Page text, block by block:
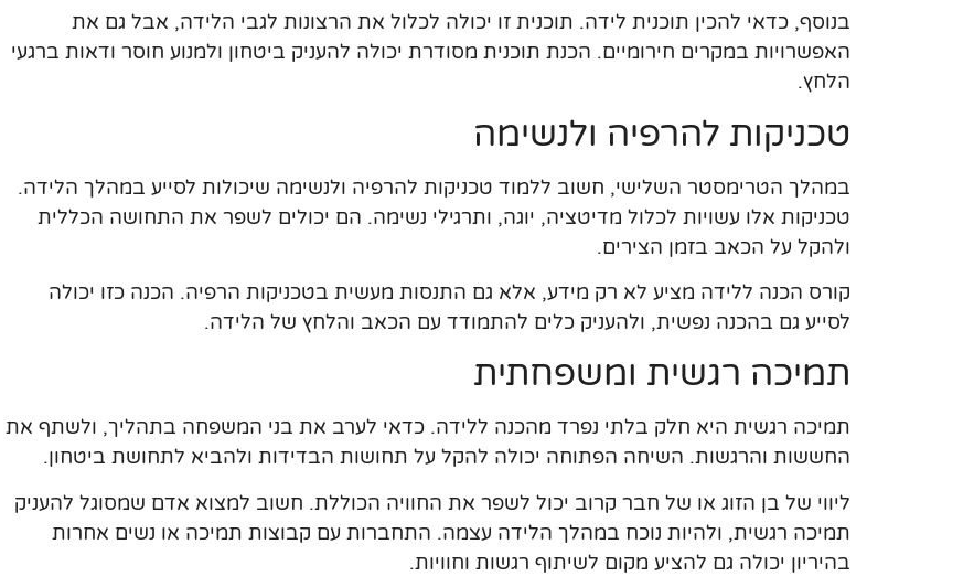
בנוסף, כדאי להכין תוכנית לידה. תוכנית זו יכולה לכלול את הרצונות לגבי הלידה, אבל גם את
האפשרויות במקרים חירומיים. הכנת תוכנית מסודרת יכולה להעניק ביטחון ולמנוע חוסר ודאות ברגעי
הלחץ.
טכניקות להרפיה ולנשימה
במהלך הטרימסטר השלישי, חשוב ללמוד טכניקות להרפיה ולנשימה שיכולות לסייע במהלך הלידה.
טכניקות אלו עשויות לכלול מדיטציה, יוגה, ותרגילי נשימה. הם יכולים לשפר את התחושה הכללית
ולהקל על הכאב בזמן הצירים.
קורס הכנה ללידה מציע לא רק מידע, אלא גם התנסות מעשית בטכניקות הרפיה. הכנה כזו יכולה
לסייע גם בהכנה נפשית, ולהעניק כלים להתמודד עם הכאב והלחץ של הלידה.
תמיכה רגשית ומשפחתית
תמיכה רגשית היא חלק בלתי נפרד מהכנה ללידה. כדאי לערב את בני המשפחה בתהליך, ולשתף את
החששות והרגשות. השיחה הפתוחה יכולה להקל על תחושות הבדידות ולהביא לתחושת ביטחון.
ליווי של בן הזוג או של חבר קרוב יכול לשפר את החוויה הכוללת. חשוב למצוא אדם שמסוגל להעניק
תמיכה רגשית, ולהיות נוכח במהלך הלידה עצמה. התחברות עם קבוצות תמיכה או נשים אחרות
בהיריון יכולה גם להציע מקום לשיתוף רגשות וחוויות.